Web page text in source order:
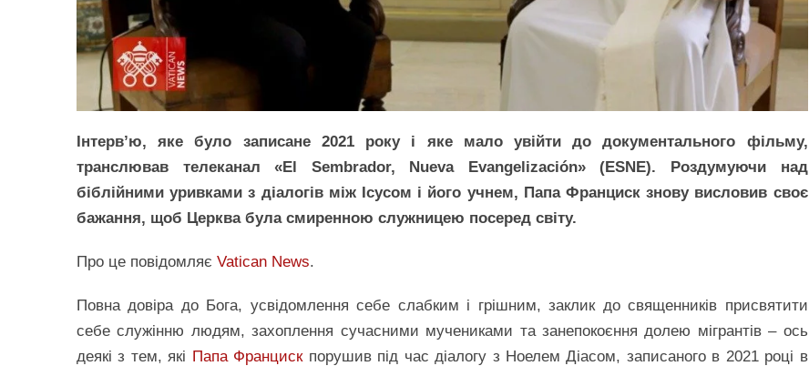
Інтерв’ю, яке було записане 2021 року і яке мало увійти до документального фільму,
транслював телеканал «El Sembrador, Nueva Evangelización» (ESNE). Роздумуючи над
біблійними уривками з діалогів між Ісусом і його учнем, Папа Франциск знову висловив своє
бажання, щоб Церква була смиренною служницею посеред світу.
Про це повідомляє Vatican News.
Повна довіра до Бога, усвідомлення себе слабким і грішним, заклик до священників присвятити
себе служінню людям, захоплення сучасними мучениками та занепокоєння долею мігрантів – ось
деякі з тем, які Папа Францискпорушив під час діалогу з Ноелем Діасом, записаного в 2021 році в